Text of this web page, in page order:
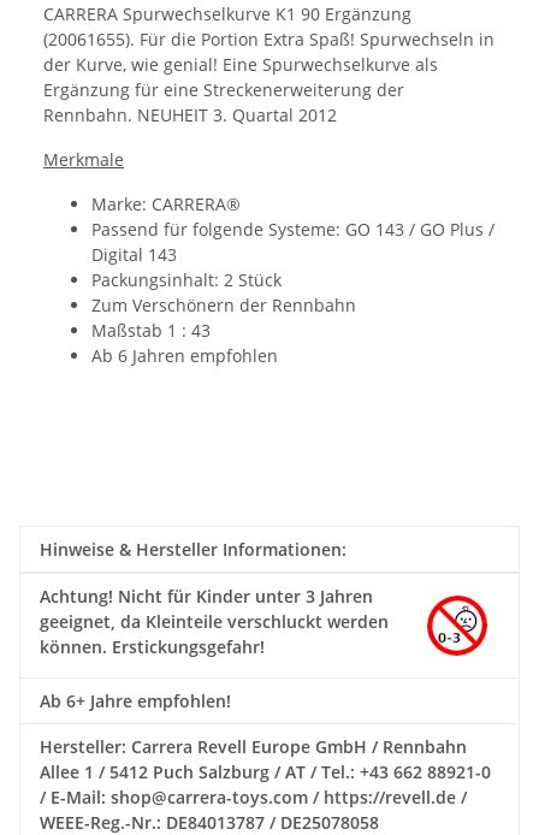
CARRERA Spurwechselkurve K1 90 Ergänzung
(20061655). Für die Portion Extra Spaß! Spurwechseln in
der Kurve, wie genial! Eine Spurwechselkurve als
Ergänzung für eine Streckenerweiterung der
Rennbahn. NEUHEIT 3. Quartal 2012
Merkmale
Marke: CARRERA®
Passend für folgende Systeme: GO 143 / GO Plus /
Digital 143
Packungsinhalt: 2 Stück
Zum Verschönern der Rennbahn
Maßstab 1 : 43
Ab 6 Jahren empfohlen
Hinweise & Hersteller Informationen:
Achtung! Nicht für Kinder unter 3 Jahren
geeignet, da Kleinteile verschluckt werden
können. Erstickungsgefahr!
Ab 6+ Jahre empfohlen!
Hersteller: Carrera Revell Europe GmbH / Rennbahn
Allee 1 / 5412 Puch Salzburg / AT / Tel.: +43 662 88921-0
/ E-Mail: shop@carrera-toys.com / https://revell.de /
WEEE-Reg.-Nr.: DE84013787 / DE25078058